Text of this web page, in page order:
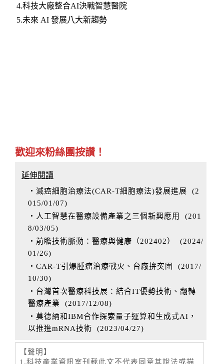
4.科技大廠整合AI決戰智慧醫院
5.未來 AI 發展八大新趨勢
歡迎來粉絲團按讚！
延伸閱讀
‧滅癌細胞治療法(CAR-T細胞療法)發展進展 (2
015/01/07)
‧人工智慧在醫療設備產業之三個新興應用
(201
8/03/05)
‧前瞻技術脈動：醫療與健康（202402）
(2024/
01/26)
‧CAR-T引爆腫瘤治療戰火、台廠拚突圍
(2017/
10/30)
‧台灣首次醫療科技展：結合IT優勢技術、翻轉
醫療產業
(2017/12/08)
‧莫德納和IBM合作探索量子運算和生成式AI，
以推進mRNA技術 (2023/04/27)
【聲明】
1.科技產業資訊室刊載此文不代表同意其說法或描